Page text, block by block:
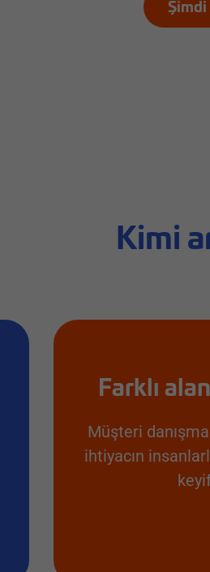
Şimdi
Kimi
Farklı
Müşteri
ihtiyacın